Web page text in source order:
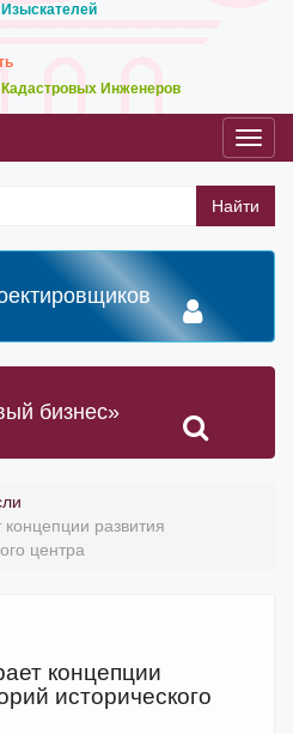
Инженеров
Найти
бизнес»
развития
центра
концепции
исторического